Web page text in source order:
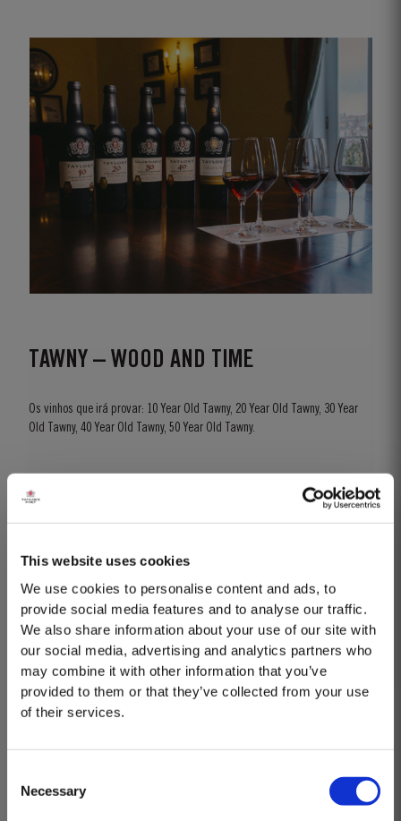
This website uses cookies
We use cookies to personalise content and ads, to
provide social media features and to analyse our traffic.
We also share information about your use of our site with
our social media, advertising and analytics partners who
may combine it with other information that you’ve
provided to them or that they’ve collected from your use
of their services.
Selection
Necessary
TAWNY – WOOD AND TIME
Os vinhos que irá provar: 10 Year Old Tawny, 20 Year Old Tawny, 30 Year
Old Tawny, 40 Year Old Tawny, 50 Year Old Tawny.
MASTERCLASSES NA TAYLOR'S